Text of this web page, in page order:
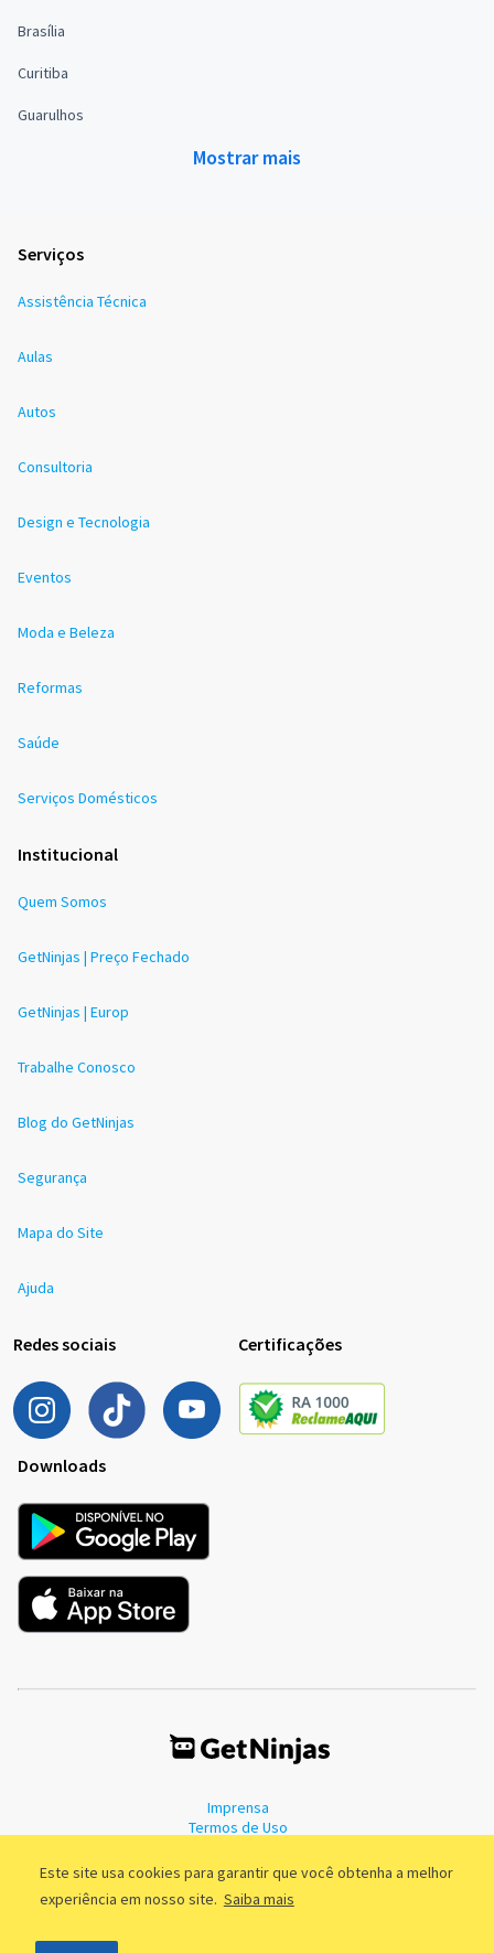
Este site usa cookies para garantir que você obtenha a melhor
experiência em nosso site. Saiba mais
Brasília
Curitiba
Guarulhos
Mostrar mais
Serviços
Assistência Técnica
Aulas
Autos
Consultoria
Design e Tecnologia
Eventos
Moda e Beleza
Reformas
Saúde
Serviços Domésticos
Institucional
Quem Somos
GetNinjas | Preço Fechado
GetNinjas | Europ
Trabalhe Conosco
Blog do GetNinjas
Segurança
Mapa do Site
Ajuda
Redes sociais Certificações
Downloads
Imprensa
Termos de Uso
©2011 - 2026, GetNinjas LTDA. CNPJ 55.744.877/0001-89 - Rua Dr.